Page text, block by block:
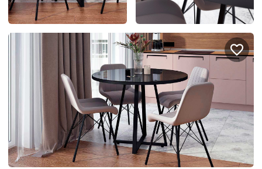
Сборка и установка
Гарантии
Подключение техники
Способы оплаты
Корпоративным клиентам
Рассрочка онлайн
Кухни на заказ
Цены
Блог
Портфолио проектов
Индивидуальный
технический проект
Салоны продаж
О компании